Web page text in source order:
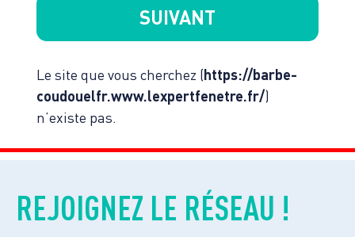
Le site que vous cherchez (https://barbe-
coudouelfr.www.lexpertfenetre.fr/)
n’existe pas.
REJOIGNEZ LE RÉSEAU !